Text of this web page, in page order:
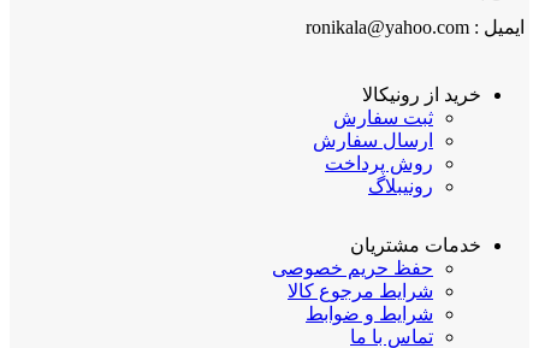
ایمیل : ronikala@yahoo.com
خرید از رونیکالا
ثبت سفارش
ارسال سفارش
روش پرداخت
رونیبلاگ
خدمات مشتریان
حفظ حریم خصوصی
شرایط مرجوع کالا
شرایط و ضوابط
تماس با ما